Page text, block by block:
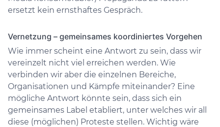
ersetzt kein ernsthaftes Gespräch.
Vernetzung – gemeinsames koordiniertes Vorgehen
Wie immer scheint eine Antwort zu sein, dass wir
vereinzelt nicht viel erreichen werden. Wie
verbinden wir aber die einzelnen Bereiche,
Organisationen und Kämpfe miteinander? Eine
mögliche Antwort könnte sein, dass sich ein
gemeinsames Label etabliert, unter welches wir all
diese (möglichen) Proteste stellen. Wichtig wäre